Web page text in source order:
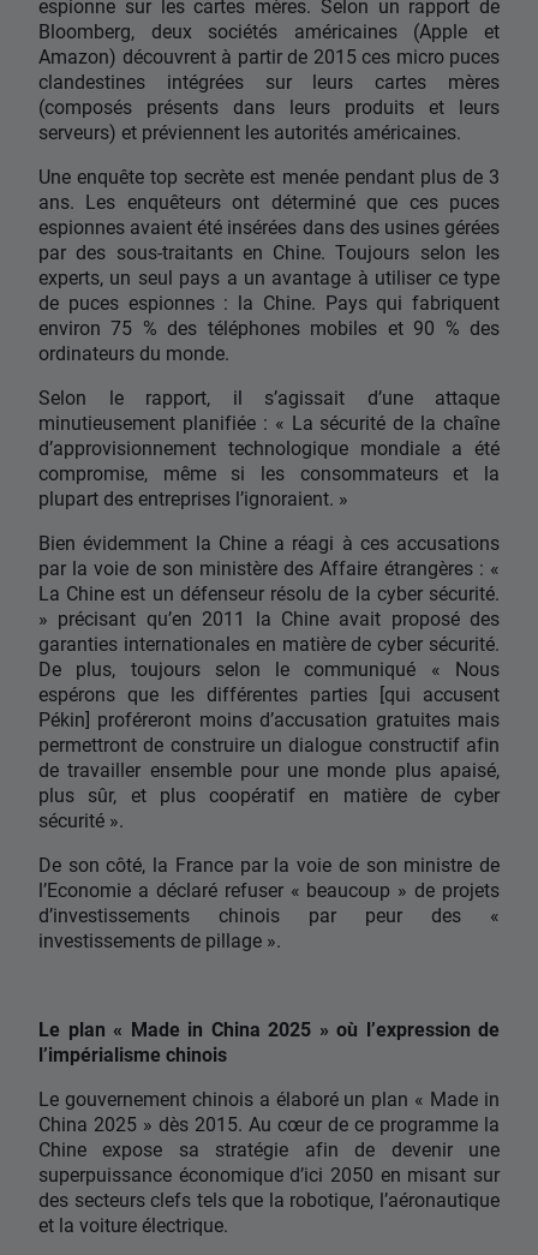
espionne sur les cartes mères. Selon un rapport de
Bloomberg, deux sociétés américaines (Apple et
Amazon) découvrent à partir de 2015 ces micro puces
clandestines intégrées sur leurs cartes mères
(composés présents dans leurs produits et leurs
serveurs) et préviennent les autorités américaines.
Une enquête top secrète est menée pendant plus de 3
ans. Les enquêteurs ont déterminé que ces puces
espionnes avaient été insérées dans des usines gérées
par des sous-traitants en Chine. Toujours selon les
experts, un seul pays a un avantage à utiliser ce type
de puces espionnes : la Chine. Pays qui fabriquent
environ 75 % des téléphones mobiles et 90 % des
ordinateurs du monde.
Selon le rapport, il s’agissait d’une attaque
minutieusement planifiée : « La sécurité de la chaîne
d’approvisionnement technologique mondiale a été
compromise, même si les consommateurs et la
plupart des entreprises l’ignoraient. »
Bien évidemment la Chine a réagi à ces accusations
par la voie de son ministère des Affaire étrangères : «
La Chine est un défenseur résolu de la cyber sécurité.
» précisant qu’en 2011 la Chine avait proposé des
garanties internationales en matière de cyber sécurité.
De plus, toujours selon le communiqué « Nous
espérons que les différentes parties [qui accusent
Pékin] proféreront moins d’accusation gratuites mais
permettront de construire un dialogue constructif afin
de travailler ensemble pour une monde plus apaisé,
plus sûr, et plus coopératif en matière de cyber
sécurité ».
De son côté, la France par la voie de son ministre de
l’Economie a déclaré refuser « beaucoup » de projets
d’investissements chinois par peur des «
investissements de pillage ».
Le plan « Made in China 2025 » où l’expression de
l’impérialisme chinois
Le gouvernement chinois a élaboré un plan « Made in
China 2025 » dès 2015. Au cœur de ce programme la
Chine expose sa stratégie afin de devenir une
superpuissance économique d’ici 2050 en misant sur
des secteurs clefs tels que la robotique, l’aéronautique
et la voiture électrique.